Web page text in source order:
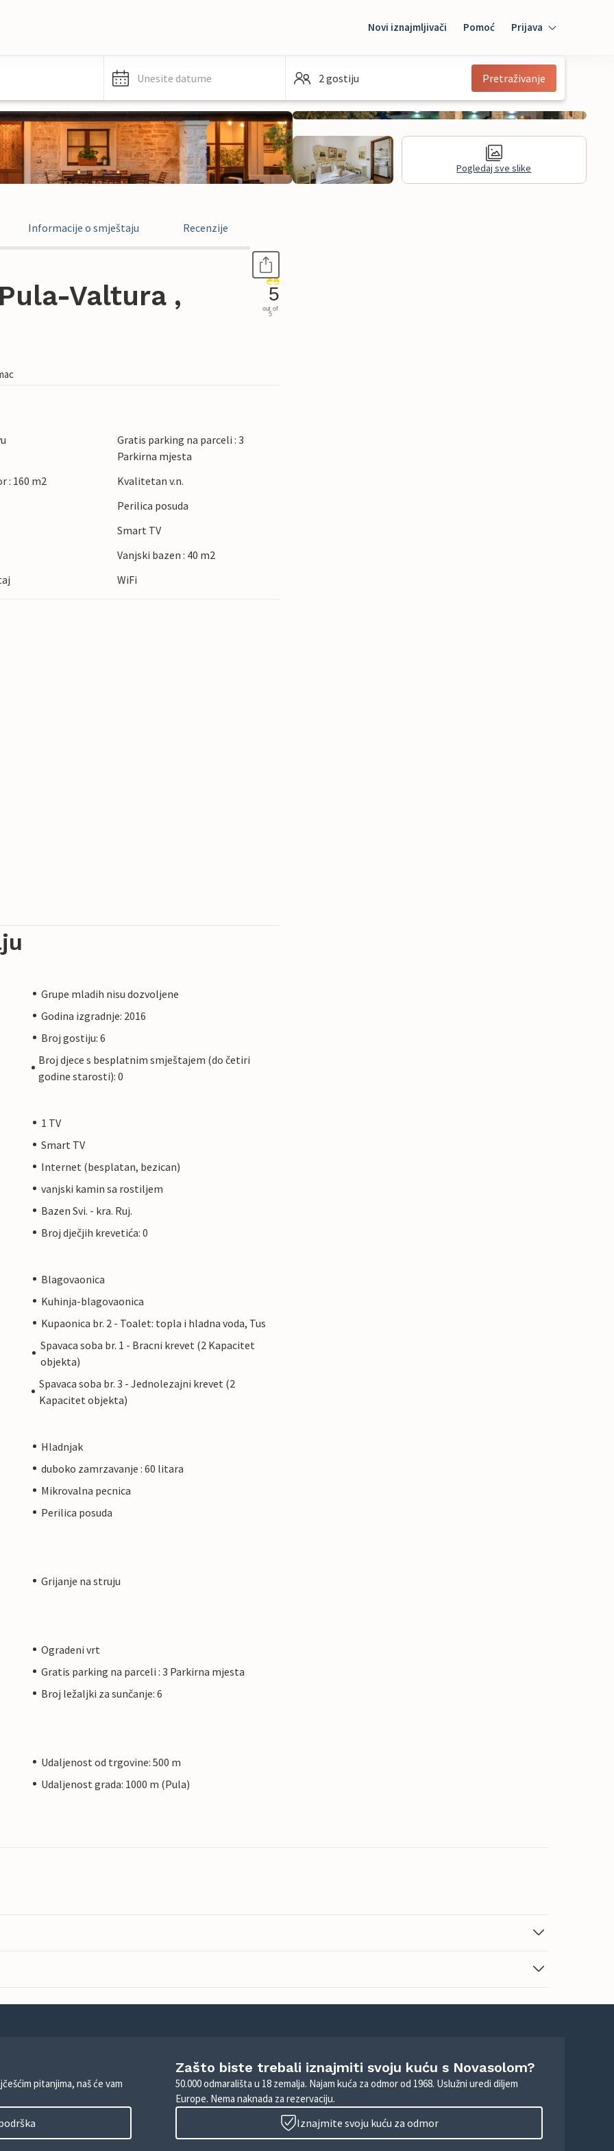
Novi iznajmljivači Pomoć Prijava
Mybooking
Unesite datume 2 gostiju Pretraživanje
Pogledaj sve slike
Informacije o smještaju Recenzije
Valtura ,
5
out of
5
Gratis parking na parceli : 3
Parkirna mjesta
: 160 m2
Kvalitetan v.n.
Perilica posuda
Smart TV
Vanjski bazen : 40 m2
WiFi
Grupe mladih nisu dozvoljene
Godina izgradnje: 2016
Broj gostiju: 6
Broj djece s besplatnim smještajem (do četiri
godine starosti): 0
1 TV
Smart TV
Internet (besplatan, bezican)
vanjski kamin sa rostiljem
Bazen Svi. - kra. Ruj.
Broj dječjih krevetića: 0
Blagovaonica
Kuhinja-blagovaonica
Kupaonica br. 2 - Toalet: topla i hladna voda, Tus
Spavaca soba br. 1 - Bracni krevet (2 Kapacitet
objekta)
Spavaca soba br. 3 - Jednolezajni krevet (2
Kapacitet objekta)
Hladnjak
duboko zamrzavanje : 60 litara
Mikrovalna pecnica
Perilica posuda
Grijanje na struju
Ogradeni vrt
Gratis parking na parceli : 3 Parkirna mjesta
Broj ležaljki za sunčanje: 6
Udaljenost od trgovine: 500 m
Udaljenost grada: 1000 m (Pula)
pitanjima, naš će vam
Zašto biste trebali iznajmiti svoju kuću s Novasolom?
50.000 odmarališta u 18 zemalja. Najam kuća za odmor od 1968. Uslužni uredi diljem
Europe. Nema naknada za rezervaciju.
Iznajmite svoju kuću za odmor